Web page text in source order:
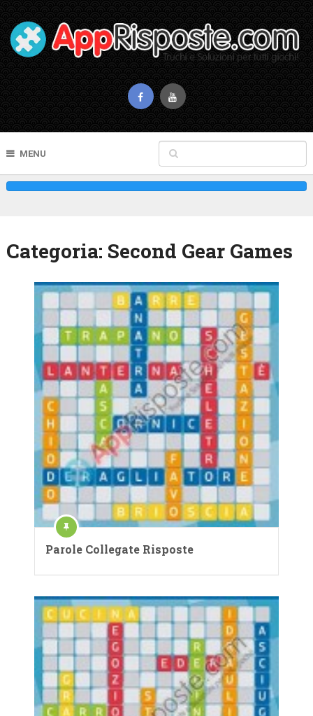
MENU
Categoria: Second Gear Games
Parole Collegate Risposte